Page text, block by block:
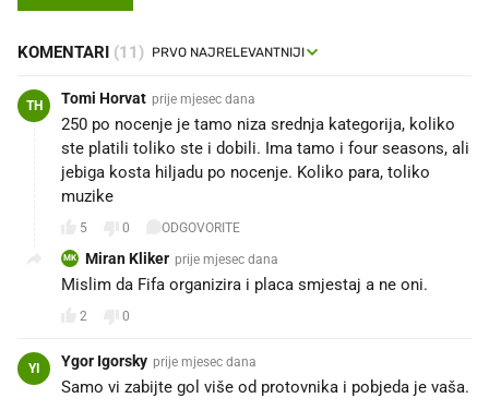
KOMENTARI (11)
TH Tomi Horvat prije mjesec dana
250 po nocenje je tamo niza srednja kategorija, koliko
ste platili toliko ste i dobili. Ima tamo i four seasons, ali
jebiga kosta hiljadu po nocenje. Koliko para, toliko
muzike
5 0 ODGOVORITE
MK Miran Kliker prije mjesec dana
Mislim da Fifa organizira i placa smjestaj a ne oni.
2 0
YI Ygor Igorsky prije mjesec dana
Samo vi zabijte gol više od protovnika i pobjeda je vaša.